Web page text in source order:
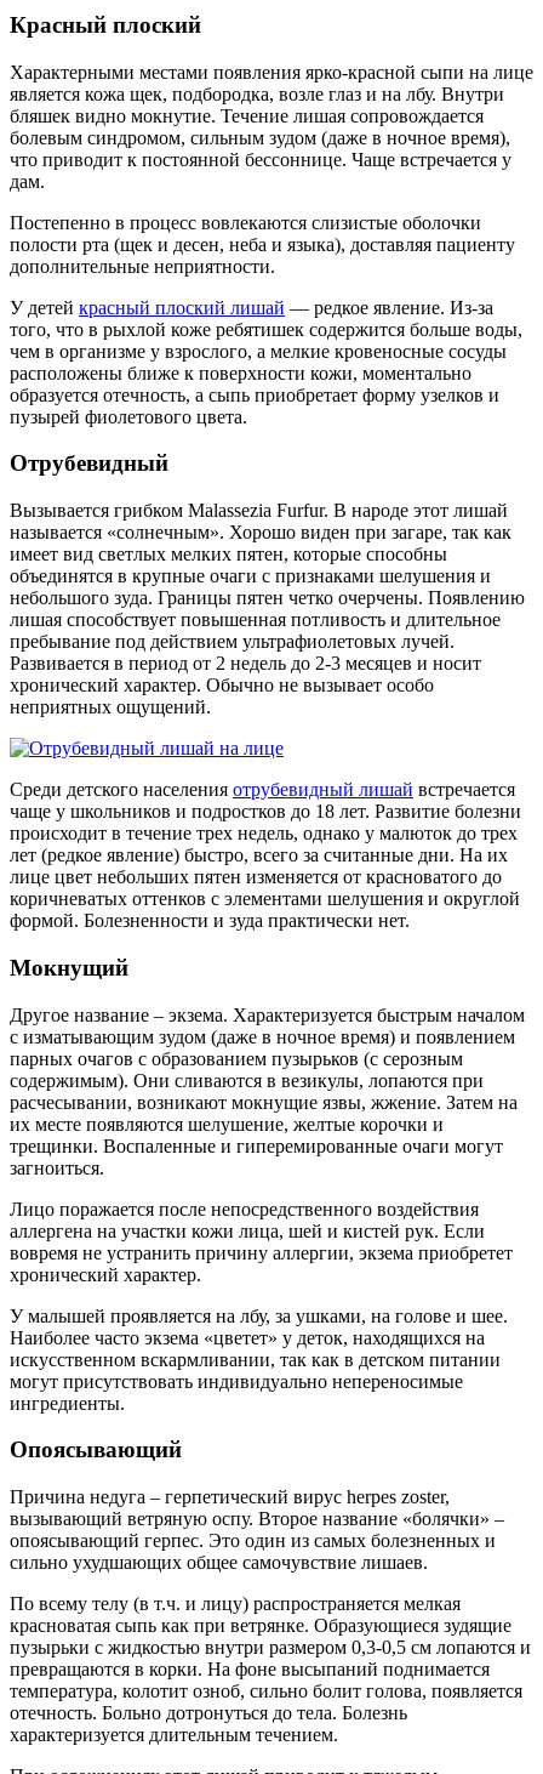
Красный плоский
Характерными местами появления ярко-красной сыпи на лице
является кожа щек, подбородка, возле глаз и на лбу. Внутри
бляшек видно мокнутие. Течение лишая сопровождается
болевым синдромом, сильным зудом (даже в ночное время),
что приводит к постоянной бессоннице. Чаще встречается у
дам.
Постепенно в процесс вовлекаются слизистые оболочки
полости рта (щек и десен, неба и языка), доставляя пациенту
дополнительные неприятности.
У детей красный плоский лишай — редкое явление. Из-за
того, что в рыхлой коже ребятишек содержится больше воды,
чем в организме у взрослого, а мелкие кровеносные сосуды
расположены ближе к поверхности кожи, моментально
образуется отечность, а сыпь приобретает форму узелков и
пузырей фиолетового цвета.
Отрубевидный
Вызывается грибком Malassezia Furfur. В народе этот лишай
называется «солнечным». Хорошо виден при загаре, так как
имеет вид светлых мелких пятен, которые способны
объединятся в крупные очаги с признаками шелушения и
небольшого зуда. Границы пятен четко очерчены. Появлению
лишая способствует повышенная потливость и длительное
пребывание под действием ультрафиолетовых лучей.
Развивается в период от 2 недель до 2-3 месяцев и носит
хронический характер. Обычно не вызывает особо
неприятных ощущений.
Среди детского населения отрубевидный лишай встречается
чаще у школьников и подростков до 18 лет. Развитие болезни
происходит в течение трех недель, однако у малюток до трех
лет (редкое явление) быстро, всего за считанные дни. На их
лице цвет небольших пятен изменяется от красноватого до
коричневатых оттенков с элементами шелушения и округлой
формой. Болезненности и зуда практически нет.
Мокнущий
Другое название – экзема. Характеризуется быстрым началом
с изматывающим зудом (даже в ночное время) и появлением
парных очагов с образованием пузырьков (с серозным
содержимым). Они сливаются в везикулы, лопаются при
расчесывании, возникают мокнущие язвы, жжение. Затем на
их месте появляются шелушение, желтые корочки и
трещинки. Воспаленные и гиперемированные очаги могут
загноиться.
Лицо поражается после непосредственного воздействия
аллергена на участки кожи лица, шей и кистей рук. Если
вовремя не устранить причину аллергии, экзема приобретет
хронический характер.
У малышей проявляется на лбу, за ушками, на голове и шее.
Наиболее часто экзема «цветет» у деток, находящихся на
искусственном вскармливании, так как в детском питании
могут присутствовать индивидуально непереносимые
ингредиенты.
Опоясывающий
Причина недуга – герпетический вирус herpes zoster,
вызывающий ветряную оспу. Второе название «болячки» –
опоясывающий герпес. Это один из самых болезненных и
сильно ухудшающих общее самочувствие лишаев.
По всему телу (в т.ч. и лицу) распространяется мелкая
красноватая сыпь как при ветрянке. Образующиеся зудящие
пузырьки с жидкостью внутри размером 0,3-0,5 см лопаются и
превращаются в корки. На фоне высыпаний поднимается
температура, колотит озноб, сильно болит голова, появляется
отечность. Больно дотронуться до тела. Болезнь
характеризуется длительным течением.